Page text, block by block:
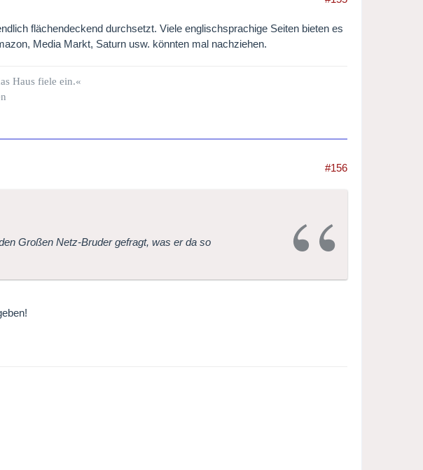
flächendeckend durchsetzt. Viele englischsprachige Seiten bieten es
Media Markt, Saturn usw. könnten mal nachziehen.
Haus fiele ein.«
#156
Großen Netz-Bruder gefragt, was er da so